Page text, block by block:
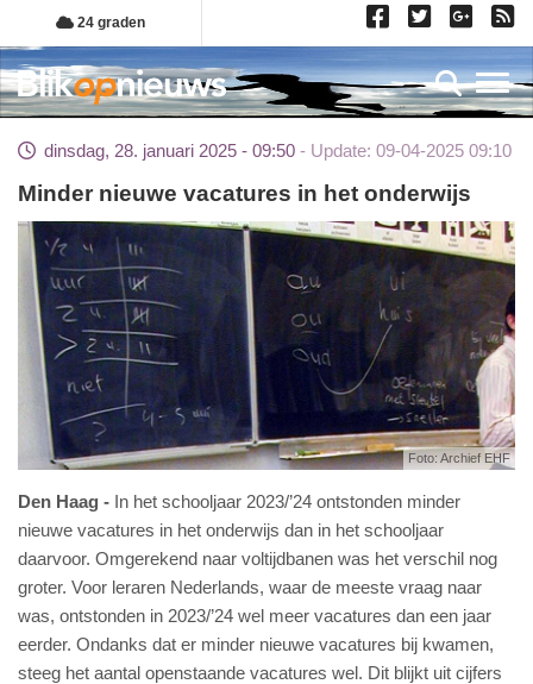
Overslaan
en
naar
de
gaan
24 graden
dinsdag, 28. januari 2025 - 09:50 Update: 09-04-2025 09:10
Minder nieuwe vacatures in het onderwijs
Foto: Archief EHF
Den Haag
In het schooljaar 2023/’24 ontstonden minder
nieuwe vacatures in het onderwijs dan in het schooljaar
daarvoor. Omgerekend naar voltijdbanen was het verschil nog
groter. Voor leraren Nederlands, waar de meeste vraag naar
was, ontstonden in 2023/’24 wel meer vacatures dan een jaar
eerder. Ondanks dat er minder nieuwe vacatures bij kwamen,
steeg het aantal openstaande vacatures wel. Dit blijkt uit cijfers